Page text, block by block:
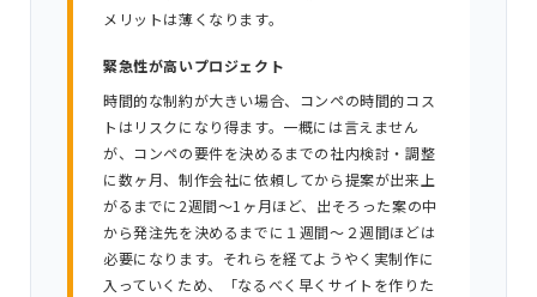
メリットは薄くなります。
緊急性が高いプロジェクト
時間的な制約が大きい場合、コンペの時間的コス
トはリスクになり得ます。一概には言えません
が、コンペの要件を決めるまでの社内検討・調整
に数ヶ月、制作会社に依頼してから提案が出来上
がるまでに2週間〜1ヶ月ほど、出そろった案の中
から発注先を決めるまでに１週間〜２週間ほどは
必要になります。それらを経てようやく実制作に
入っていくため、「なるべく早くサイトを作りた